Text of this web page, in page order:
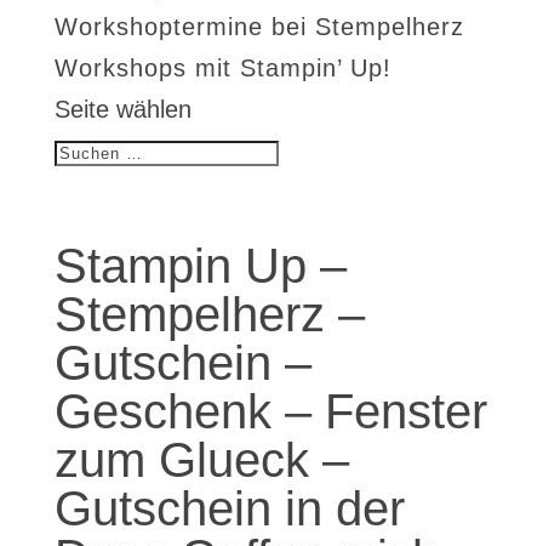
Workshoptermine bei Stempelherz
Workshops mit Stampin’ Up!
Seite wählen
Stampin Up –
Stempelherz –
Gutschein –
Geschenk – Fenster
zum Glueck –
Gutschein in der